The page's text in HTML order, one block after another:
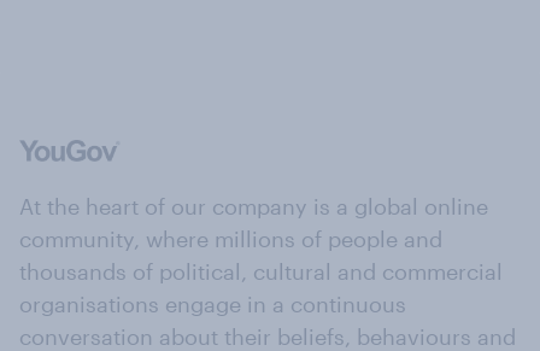
At the heart of our company is a global online
community, where millions of people and
thousands of political, cultural and commercial
organisations engage in a continuous
conversation about their beliefs, behaviours and